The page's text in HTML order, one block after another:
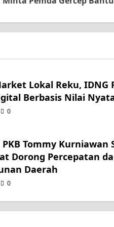
Lokal Reku, IDNG
Berbasis Nilai
0
Tommy Kurniawan
Dorong Percepatan
Daerah
0